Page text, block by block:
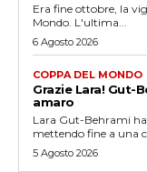
Era fine ottobre, la
Mondo. L'ultima...
6 Agosto 2026
COPPA DEL MONDO
Grazie Lara! Gut-
amaro
Lara Gut-Behrami
mettendo fine a una
5 Agosto 2026